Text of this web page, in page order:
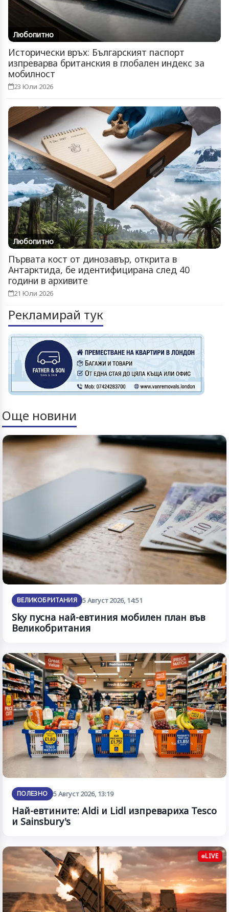
Любопитно
Исторически връх: Българският паспорт
изпреварва британския в глобален индекс за
мобилност
23 Юли 2026
Любопитно
Първата кост от динозавър, открита в
Антарктида, бе идентифицирана след 40
години в архивите
21 Юли 2026
Рекламирай тук
Още новини
ВЕЛИКОБРИТАНИЯ 5 Август 2026, 14:51
Sky пусна най-евтиния мобилен план във
Великобритания
ПОЛЕЗНО 5 Август 2026, 13:19
Най-евтините: Aldi и Lidl изпревариха Tesco
и Sainsbury's
LIVE